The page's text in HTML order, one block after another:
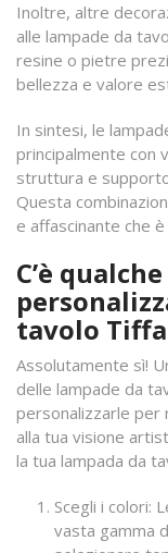
Inoltre, altre
alle lampade da
resine o pietre
bellezza e valore
In sintesi, le
principalmente con
struttura e
Questa
e affascinante che
C’è
tavolo
Assolutamente sì!
delle lampade da
personalizzarle per
alla tua visione
la tua lampada da
Scegli i colori:
vasta gamma